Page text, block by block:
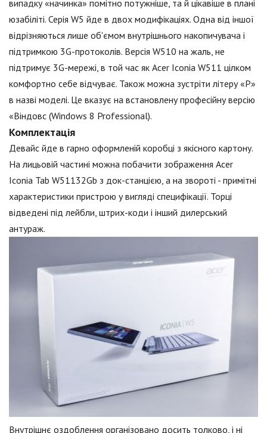
випадку «начинка» помітно потужніше, та й цікавіше в плані
юзабіліті. Серія W5 йде в двох модифікаціях. Одна від іншої
відрізняються лише об'ємом внутрішнього накопичувача і
підтримкою 3G-протоколів. Версія W510 на жаль, не
підтримує 3G-мережі, в той час як Acer Iconia W511 цілком
комфортно себе відчуває. Також можна зустріти літеру «Р»
в назві моделі. Це вказує на встановлену професійну версію
«Віндовс (Windows 8 Professional).
Комплектація
Девайс йде в гарно оформленій коробці з якісного картону.
На лицьовій частині можна побачити зображення Acer
Iconia Tab W51132Gb з док-станцією, а на звороті - примітні
характеристики пристрою у вигляді специфікації. Торці
відведені під лейбли, штрих-коди і інший дилерський
антураж.
Внутрішнє оздоблення організовано досить толково, і ні